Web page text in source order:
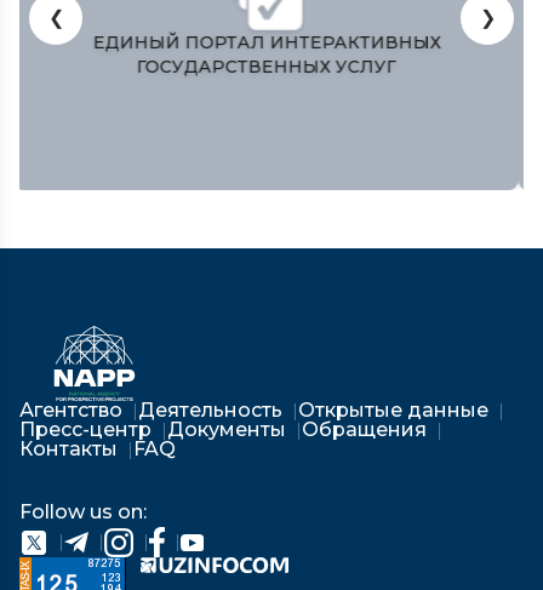
ЗАКОНОДАТЕЛЬНАЯ ПАЛАТА ОЛИЙ МАЖЛИСА
РЕСПУБЛИКИ УЗБЕКИСТАН
❮ ❯
Агентство Деятельность
Открытые данные
Пресс-центр
Документы
Обращения
Контакты
FAQ
Follow us on: